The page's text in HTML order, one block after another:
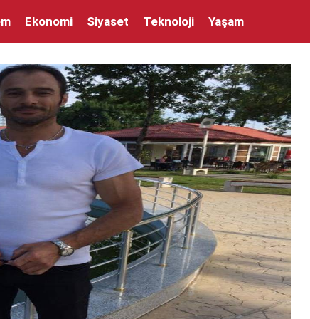
Ekonomi Siyaset Teknoloji Yaşam